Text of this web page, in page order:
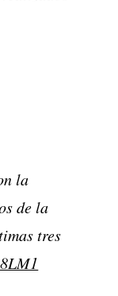
la
de la
tres